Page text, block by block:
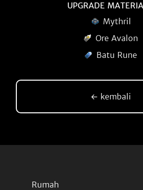
UPGRADE
Mythril
Ore Avalon
Batu Rune
← kembali
Rumah